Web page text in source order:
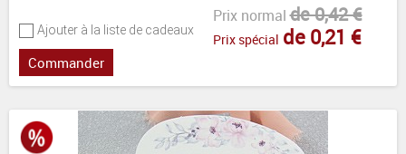
Ajouter à la liste de cadeaux
Prix normal de 0,42 €
Prix spécial de 0,21 €
Commander